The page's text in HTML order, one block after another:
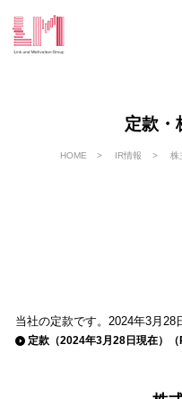
定款・
HOME IR情報 株
当社の定款です。2024年3月28
定款（2024年3月28日現在）（